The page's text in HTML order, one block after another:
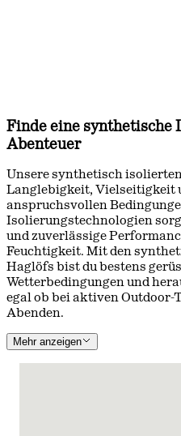
Finde eine synthetische
Abenteuer
Unsere synthetisch
Langlebigkeit, Vielseitigkeit
anspruchsvollen
Isolierungstechnologien
und zuverlässige
Feuchtigkeit. Mit den
Haglöfs bist du bestens
Wetterbedingungen und
egal ob bei aktiven Outdoor-
Abenden.
Mehr anzeigen